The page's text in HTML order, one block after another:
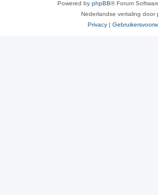
Powered by phpBB® Forum
Nederlandse vertaling door
Privacy |